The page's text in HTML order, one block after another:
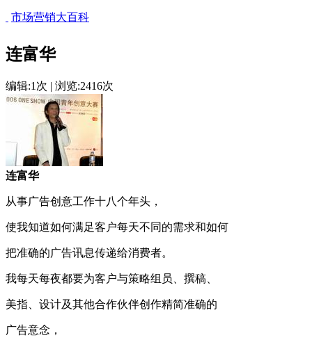
市场营销大百科
连富华
编辑:1次 | 浏览:2416次
连富华
从事广告创意工作十八个年头，
使我知道如何满足客户每天不同的需求和如何
把准确的广告讯息传递给消费者。
我每天每夜都要为客户与策略组员、撰稿、
美指、设计及其他合作伙伴创作精简准确的
广告意念，